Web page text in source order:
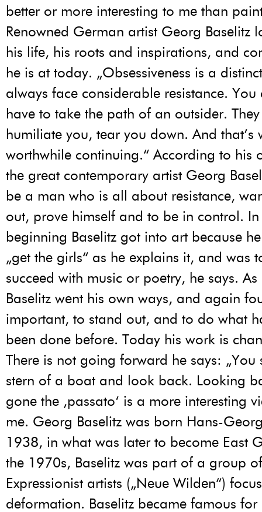
better or more interesting to me than
Renowned German artist Georg Baselitz
his life, his roots and inspirations, and
he is at today. „Obsessiveness is a
always face considerable resistance. You
have to take the path of an outsider.
humiliate you, tear you down. And that’s
worthwhile continuing.“ According to his
the great contemporary artist Georg
be a man who is all about resistance,
out, prove himself and to be in control. In
beginning Baselitz got into art because
„get the girls“ as he explains it, and was
succeed with music or poetry, he says.
Baselitz went his own ways, and again
important, to stand out, and to do what
been done before. Today his work is
There is not going forward he says: „You
stern of a boat and look back. Looking
gone the ‚passato‘ is a more interesting
me. Georg Baselitz was born Hans-
1938, in what was later to become East
the 1970s, Baselitz was part of a group
Expressionist artists („Neue Wilden“)
deformation. Baselitz became famous